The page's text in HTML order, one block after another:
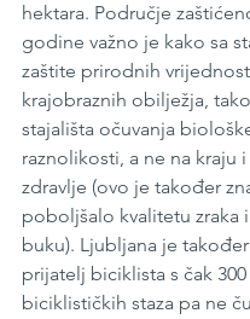
hektara. Područje
godine važno je kako sa
zaštite prirodnih
krajobraznih obilježja,
stajališta očuvanja
raznolikosti, a ne na kraju i
zdravlje (ovo je također
poboljšalo kvalitetu zraka
buku). Ljubljana je
prijatelj biciklista s čak
biciklističkih staza pa ne